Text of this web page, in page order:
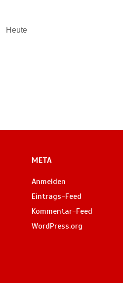
Heute
META
Anmelden
Eintrags-Feed
Kommentar-Feed
WordPress.org